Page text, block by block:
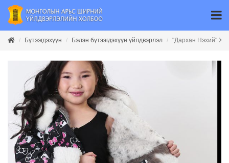
Бүтээгдэхүүн Бэлэн бүтээгдэхүүн үйлдвэрлэл "Дархан Нэхий" ХК